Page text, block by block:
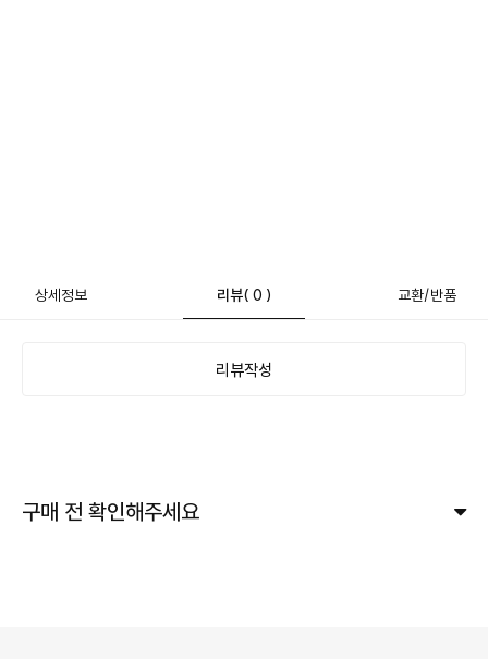
상세정보 리뷰( 0 ) 교환/반품
리뷰작성
구매 전 확인해주세요